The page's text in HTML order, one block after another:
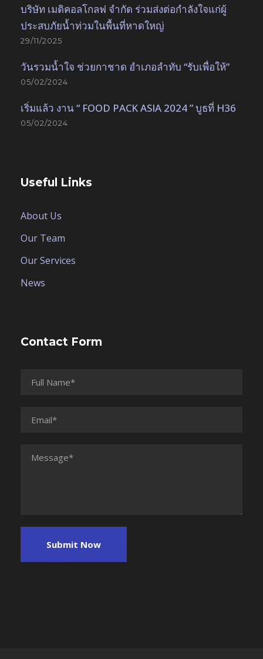
บริษัท เมดิคอลโกลฟ จำกัด ร่วมส่งต่อกำลังใจแก่ผู้
ประสบภัยน้ำท่วมในพื้นที่หาดใหญ่
29/11/2025
วันรวมน้ำใจ ช่วยกาชาด อำเภอลำทับ “รับเพื่อให้”
05/02/2024
เริ่มแล้ว งาน “ FOOD PACK ASIA 2024 ” บูธที่ H36
05/02/2024
Useful Links
About Us
Our Team
Our Services
News
Contact Form